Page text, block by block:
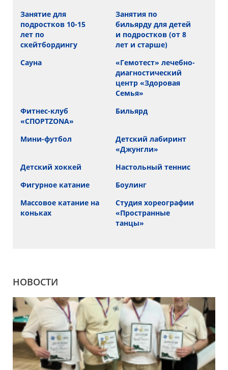
Занятие для
подростков 10-15
лет по
скейтбордингу
Занятия по
бильярду для детей
и подростков (от 8
лет и старше)
Сауна
«Гемотест» лечебно-
диагностический
центр «Здоровая
Семья»
Фитнес-клуб
«СПОРТZONA»
Бильярд
Мини-футбол
Детский лабиринт
«Джунгли»
Детский хоккей
Настольный теннис
Фигурное катание
Боулинг
Массовое катание на
коньках
Cтудия хореографии
«Пространные
танцы»
НОВОСТИ